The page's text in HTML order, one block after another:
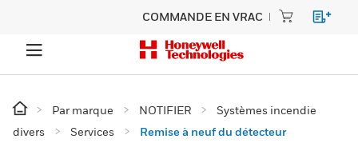
COMMANDE EN VRAC
Par marque NOTIFIER
Systèmes incendie
divers
Services Remise à neuf du détecteur